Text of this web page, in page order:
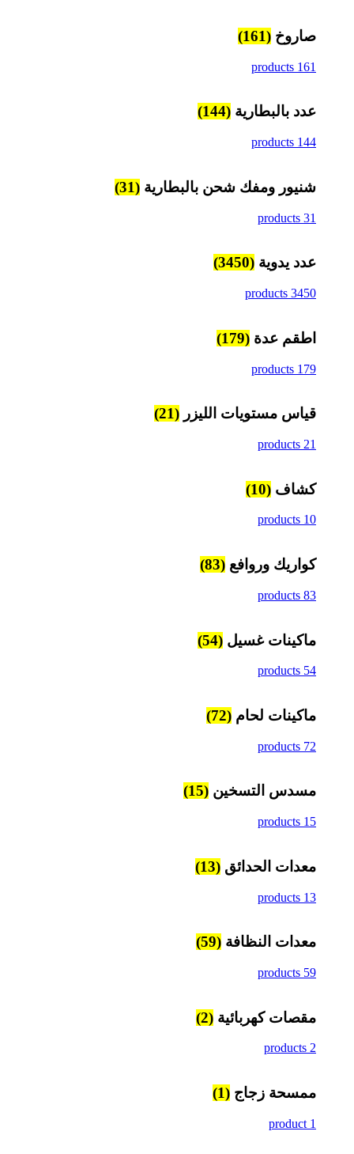
صاروخ (161)
161 products
عدد بالبطارية (144)
144 products
شنيور ومفك شحن بالبطارية (31)
31 products
عدد يدوية (3450)
3450 products
اطقم عدة (179)
179 products
قياس مستويات الليزر (21)
21 products
كشاف (10)
10 products
كواريك وروافع (83)
83 products
ماكينات غسيل (54)
54 products
ماكينات لحام (72)
72 products
مسدس التسخين (15)
15 products
معدات الحدائق (13)
13 products
معدات النظافة (59)
59 products
مقصات كهربائية (2)
2 products
ممسحة زجاج (1)
1 product